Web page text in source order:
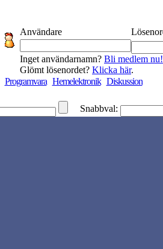
Användare
Inget användarnamn? Bli medlem nu!
Glömt lösenordet? Klicka här.
Programvara Hemelektronik Diskussion
Snabbval: